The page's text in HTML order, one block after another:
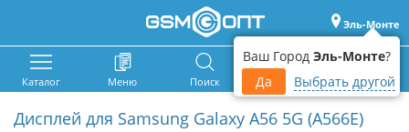
Ваш Город Эль-Монте?
Да
Выбрать другой
Эль-Монте
Каталог Меню Поиск Корзина Войти
Дисплей для Samsung Galaxy A56 5G (A566E)